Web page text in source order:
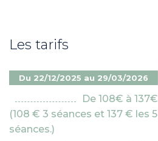
Les tarifs
Du 22/12/2025 au 29/03/2026
De 108€ à 137€
(108 € 3 séances et 137 € les 5
séances.)